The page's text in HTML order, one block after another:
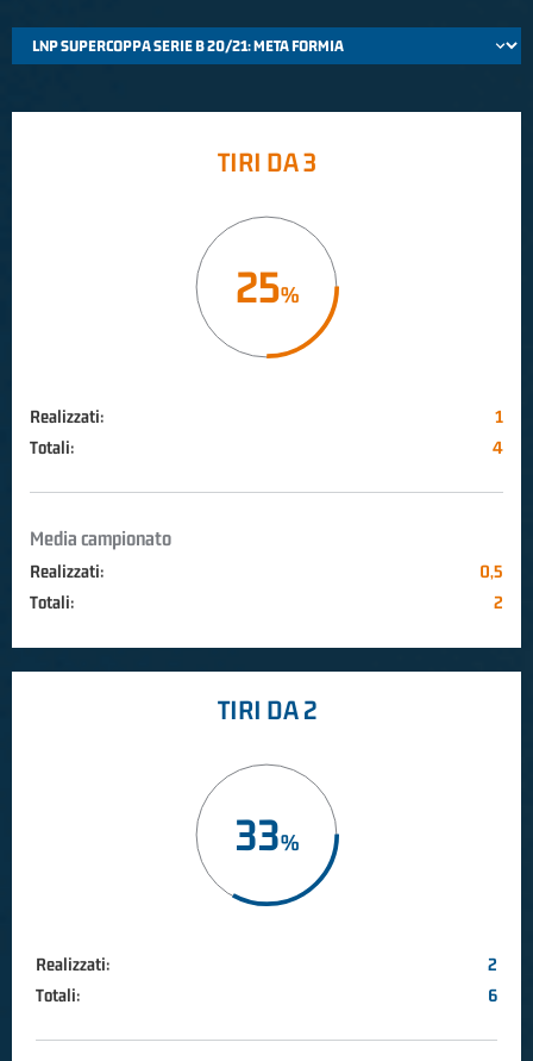
TIRI DA 3
25
Realizzati:
1
Totali:
4
Media campionato
Realizzati:
0,5
Totali:
2
TIRI DA 2
33
Realizzati:
2
Totali:
6